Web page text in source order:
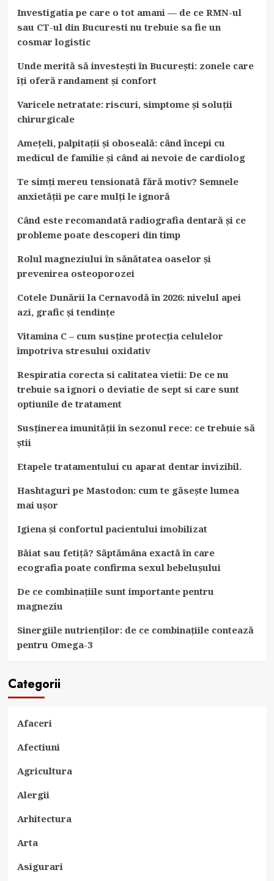
Investigatia pe care o tot amani — de ce RMN-ul
sau CT-ul din Bucuresti nu trebuie sa fie un
cosmar logistic
Unde merită să investești în București: zonele care
îți oferă randament și confort
Varicele netratate: riscuri, simptome și soluții
chirurgicale
Amețeli, palpitații și oboseală: când începi cu
medicul de familie și când ai nevoie de cardiolog
Te simți mereu tensionată fără motiv? Semnele
anxietății pe care mulți le ignoră
Când este recomandată radiografia dentară și ce
probleme poate descoperi din timp
Rolul magneziului în sănătatea oaselor și
prevenirea osteoporozei
Cotele Dunării la Cernavodă în 2026: nivelul apei
azi, grafic și tendințe
Vitamina C – cum susține protecția celulelor
împotriva stresului oxidativ
Respiratia corecta si calitatea vietii: De ce nu
trebuie sa ignori o deviatie de sept si care sunt
optiunile de tratament
Susținerea imunității în sezonul rece: ce trebuie să
știi
Etapele tratamentului cu aparat dentar invizibil.
Hashtaguri pe Mastodon: cum te găsește lumea
mai ușor
Igiena și confortul pacientului imobilizat
Băiat sau fetiță? Săptămâna exactă în care
ecografia poate confirma sexul bebelușului
De ce combinațiile sunt importante pentru
magneziu
Sinergiile nutrienților: de ce combinațiile contează
pentru Omega-3
Categorii
Afaceri
Afectiuni
Agricultura
Alergii
Arhitectura
Arta
Asigurari